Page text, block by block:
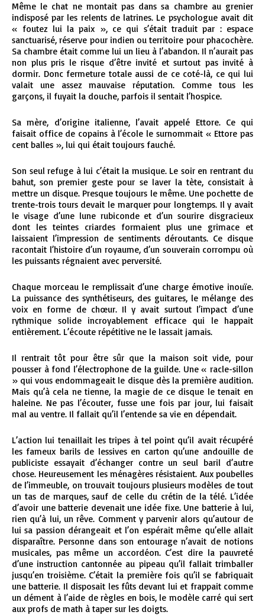
Même le chat ne montait pas dans sa chambre au grenier
indisposé par les relents de latrines. Le psychologue avait dit
« foutez lui la paix », ce qui s’était traduit par : espace
sanctuarisé, réserve pour indien ou territoire pour phacochère.
Sa chambre était comme lui un lieu à l’abandon. Il n’aurait pas
non plus pris le risque d’être invité et surtout pas invité à
dormir. Donc fermeture totale aussi de ce coté-là, ce qui lui
valait une assez mauvaise réputation. Comme tous les
garçons, il fuyait la douche, parfois il sentait l’hospice.
Sa mère, d’origine italienne, l’avait appelé Ettore. Ce qui
faisait office de copains à l’école le surnommait « Ettore pas
cent balles », lui qui était toujours fauché.
Son seul refuge à lui c’était la musique. Le soir en rentrant du
bahut, son premier geste pour se laver la tète, consistait à
mettre un disque. Presque toujours le même. Une pochette de
trente-trois tours devait le marquer pour longtemps. Il y avait
le visage d’une lune rubiconde et d’un sourire disgracieux
dont les teintes criardes formaient plus une grimace et
laissaient l’impression de sentiments déroutants. Ce disque
racontait l’histoire d’un royaume, d’un souverain corrompu où
les puissants régnaient avec perversité.
Chaque morceau le remplissait d’une charge émotive inouïe.
La puissance des synthétiseurs, des guitares, le mélange des
voix en forme de chœur. Il y avait surtout l’impact d’une
rythmique solide incroyablement efficace qui le happait
entièrement. L’écoute répétitive ne le lassait jamais.
Il rentrait tôt pour être sûr que la maison soit vide, pour
pousser à fond l’électrophone de la guilde. Une « racle-sillon
» qui vous endommageait le disque dès la première audition.
Mais qu’à cela ne tienne, la magie de ce disque le tenait en
haleine. Ne pas l’écouter, fusse une fois par jour, lui faisait
mal au ventre. Il fallait qu’il l’entende sa vie en dépendait.
L’action lui tenaillait les tripes à tel point qu’il avait récupéré
les fameux barils de lessives en carton qu’une andouille de
publiciste essayait d’échanger contre un seul baril d’autre
chose. Heureusement les ménagères résistaient. Aux poubelles
de l’immeuble, on trouvait toujours plusieurs modèles de tout
un tas de marques, sauf de celle du crétin de la télé. L’idée
d’avoir une batterie devenait une idée fixe. Une batterie à lui,
rien qu’à lui, un rêve. Comment y parvenir alors qu’autour de
lui sa passion dérangeait et l’on espérait même qu’elle allait
disparaître. Personne dans son entourage n’avait de notions
musicales, pas même un accordéon. C’est dire la pauvreté
d’une instruction cantonnée au pipeau qu’il fallait trimballer
jusqu’en troisième. C’était la première fois qu’il se fabriquait
une batterie. Il disposait les fûts devant lui et frappait comme
un dément à l’aide de règles en bois, le modèle carré qui sert
aux profs de math à taper sur les doigts.